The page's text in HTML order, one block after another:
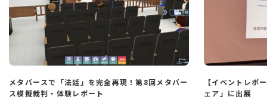
メタバースで「法廷」を完全再現！第8回メタバー
ス模擬裁判・体験レポート
【イベントレポ
ェア」に出展